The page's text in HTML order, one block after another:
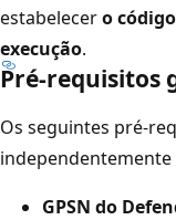
estabelecero
execução.
Pré-requisitos
Os seguintes pré-
GPSN do